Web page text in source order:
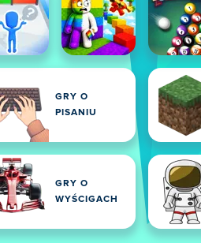
GRY O
PISANIU
GRY O
WYŚCIGACH